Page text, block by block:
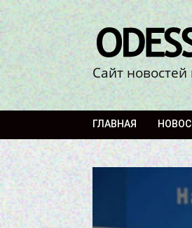
Сайт
ГЛАВНАЯ